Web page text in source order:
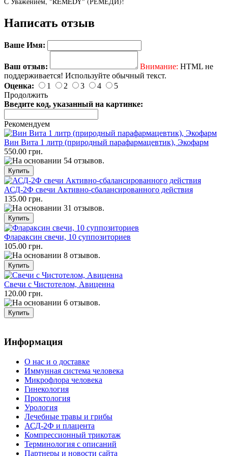
Написать отзыв
Ваше Имя:
Ваш отзыв: Внимание: HTML не
поддерживается! Используйте обычный текст.
Оценка:
1 2 3 4
5
Продолжить
Введите код, указанный на картинке:
Рекомендуем
Вин Вита 1 литр (природный парафармацевтик), Экофарм
550.00 грн.
АСД-2Ф свечи Активно-сбалансированного действия
135.00 грн.
Флараксин свечи, 10 суппозиториев
105.00 грн.
Свечи с Чистотелом, Авиценна
120.00 грн.
Информация
О нас и о доставке
Иммунная система человека
Микрофлора человека
Гинекология
Проктология
Урология
Лечебные травы и грибы
АСД-2Ф и плацента
Компрессионный трикотаж
Терминология с описаний
Партнеры и новости сайта